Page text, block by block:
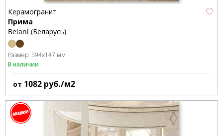
Керамогранит
Прима
Belani (Беларусь)
Размер: 594x147 мм
В наличии
от 1082 руб./м2